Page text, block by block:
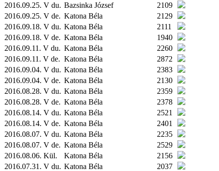
2016.09.25. V du. Bazsinka József
2109
2016.09.25. V de. Katona Béla
2129
2016.09.18. V du. Katona Béla
2111
2016.09.18. V de. Katona Béla
1940
2016.09.11. V du. Katona Béla
2260
2016.09.11. V de. Katona Béla
2872
2016.09.04. V du. Katona Béla
2383
2016.09.04. V de. Katona Béla
2130
2016.08.28. V du. Katona Béla
2359
2016.08.28. V de. Katona Béla
2378
2016.08.14. V du. Katona Béla
2521
2016.08.14. V de. Katona Béla
2401
2016.08.07. V du. Katona Béla
2235
2016.08.07. V de. Katona Béla
2529
2016.08.06. Kül. Katona Béla
2156
2016.07.31. V du. Katona Béla
2037